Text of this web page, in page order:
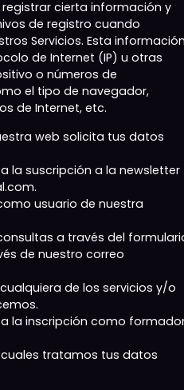
cierta información y
de registro cuando
Servicios. Esta
de Internet (IP) u otras
o números de
el tipo de navegador,
de Internet, etc.
web solicita tus datos
la suscripción a la newsletter
usuario de nuestra
a través del
de nuestro correo
de los servicios y/o
la inscripción como
tratamos tus datos